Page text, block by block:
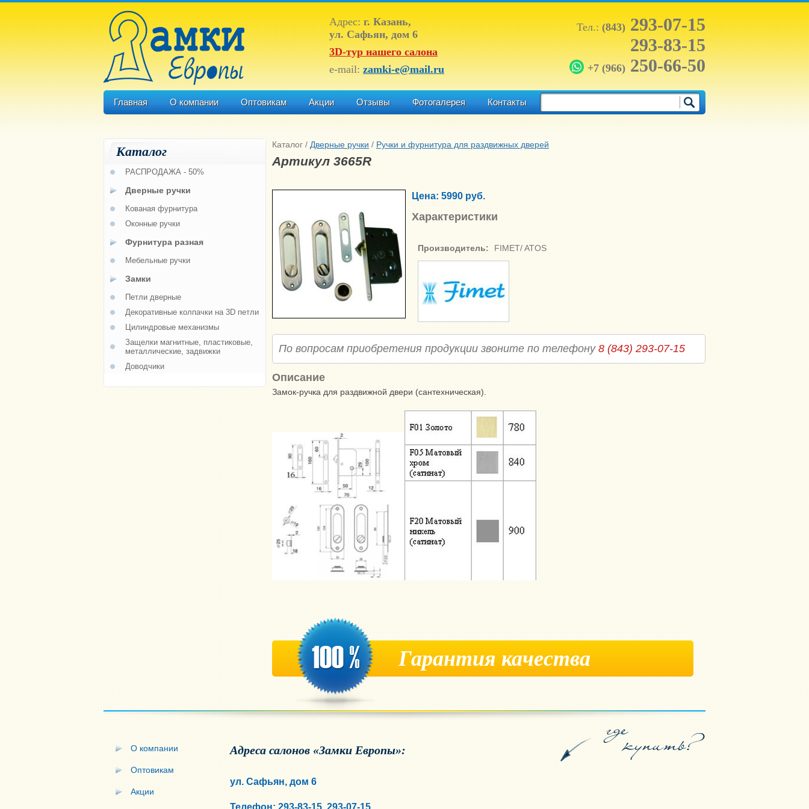
Тел.: (843)293-07-15
293-83-15
+7 (966)250-66-50
Адрес: г. Казань,
ул. Сафьян, дом 6
3D-тур нашего салона
e-mail: zamki-e@mail.ru
Главная О компании Оптовикам Акции Отзывы Фотогалерея Контакты
Каталог / Дверные ручки / Ручки и фурнитура для раздвижных дверей
Артикул 3665R
Цена: 5990 руб.
Характеристики
Производитель: FIMET/ ATOS
По вопросам приобретения продукции звоните по телефону 8 (843) 293-07-15
Описание
Замок-ручка для раздвижной двери (сантехническая).
Гарантия качества
Каталог
РАСПРОДАЖА - 50%
Дверные ручки
Кованая фурнитура
Оконные ручки
Фурнитура разная
Мебельные ручки
Замки
Петли дверные
Декоративные колпачки на 3D петли
Цилиндровые механизмы
Защелки магнитные, пластиковые,
металлические, задвижки
Доводчики
О компании
Оптовикам
Акции
Адреса салонов «Замки Европы»:
ул. Сафьян, дом 6
Телефон: 293-83-15, 293-07-15